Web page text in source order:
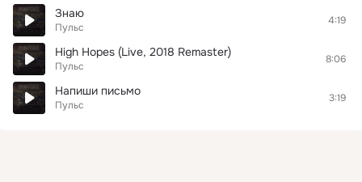
Знаю
Пульс
4:19
High Hopes (Live, 2018 Remaster)
Пульс
8:06
Напиши письмо
Пульс
3:19